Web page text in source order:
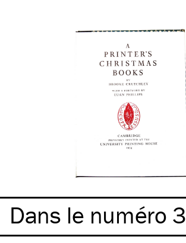
Dans le numéro 3